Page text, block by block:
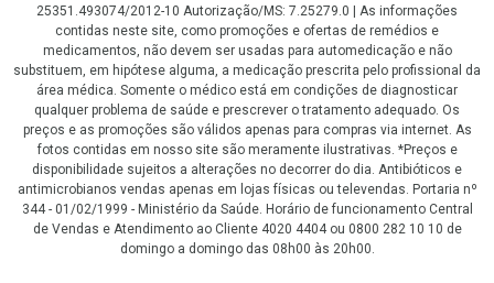
25351.493074/2012-10 Autorização/MS: 7.25279.0 | As informações
contidas neste site, como promoções e ofertas de remédios e
medicamentos, não devem ser usadas para automedicação e não
substituem, em hipótese alguma, a medicação prescrita pelo profissional da
área médica. Somente o médico está em condições de diagnosticar
qualquer problema de saúde e prescrever o tratamento adequado. Os
preços e as promoções são válidos apenas para compras via internet. As
fotos contidas em nosso site são meramente ilustrativas. *Preços e
disponibilidade sujeitos a alterações no decorrer do dia. Antibióticos e
antimicrobianos vendas apenas em lojas físicas ou televendas. Portaria nº
344 - 01/02/1999 - Ministério da Saúde. Horário de funcionamento Central
de Vendas e Atendimento ao Cliente 4020 4404 ou 0800 282 10 10 de
domingo a domingo das 08h00 às 20h00.